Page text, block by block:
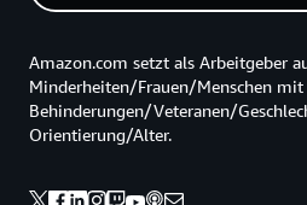
Amazon.com setzt als Arbeitgeber
Minderheiten/Frauen/Menschen mit
Behinderungen/Veteranen/
Orientierung/Alter.